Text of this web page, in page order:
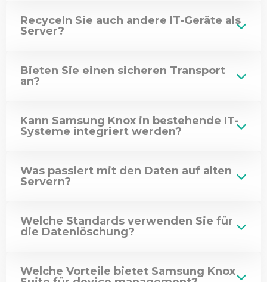
Recyceln Sie auch andere IT-Geräte als
Server?
Bieten Sie einen sicheren Transport
an?
Kann Samsung Knox in bestehende IT-
Systeme integriert werden?
Was passiert mit den Daten auf alten
Servern?
Welche Standards verwenden Sie für
die Datenlöschung?
Welche Vorteile bietet Samsung Knox